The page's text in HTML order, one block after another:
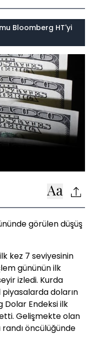
Bloomberg HT'yi
görülen düşüş
kez 7 seviyesinin
gününün ilk
izledi. Kurda
piyasalarda doların
Dolar Endeksi ilk
Gelişmekte olan
öncülüğünde